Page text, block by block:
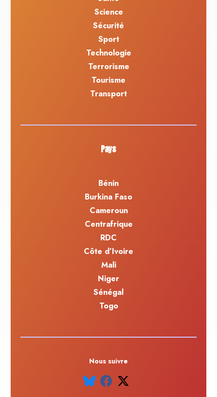
Science
Sécurité
Sport
Technologie
Terrorisme
Tourisme
Transport
Pays
Bénin
Burkina Faso
Cameroun
Centrafrique
RDC
Côte d’Ivoire
Mali
Niger
Sénégal
Togo
Nous suivre